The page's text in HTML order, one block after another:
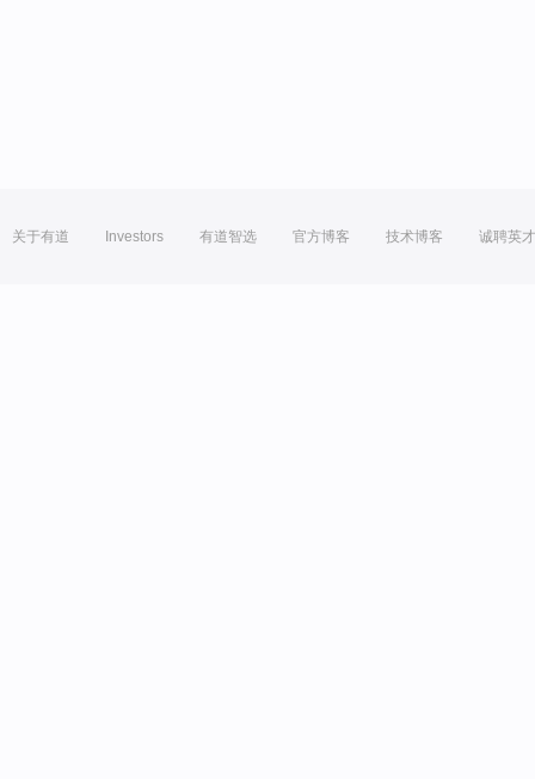
关于有道 Investors 有道智选 官方博客 技术博客 诚聘英才